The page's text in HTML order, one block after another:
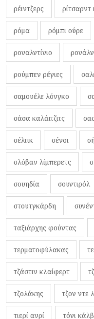
ρέιντζερς ρίτσαρντ
ρόμα ρόμπι ούρε
ροναλντίνιο
ρούμπεν ρέγιες
σαμουέλε λόνγκο
σάσα καλάιτζιτς
σέλτικ σένσι
σλόβαν λίμπερετς
σουηδία σουντιρόλ
στουτγκάρδη
ταξιάρχης φούντας
τερματοφύλακας
τζάστιν κλαίφερτ
τζολάκης τζον ντε
τιερί ανρί τόνι